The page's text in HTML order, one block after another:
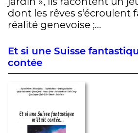
dont les rêves s’écroulent
réalité genevoise ;…
Et si une Suisse
contée